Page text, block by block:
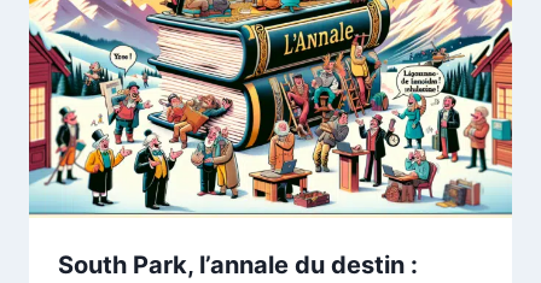
South Park, l’annale du destin :